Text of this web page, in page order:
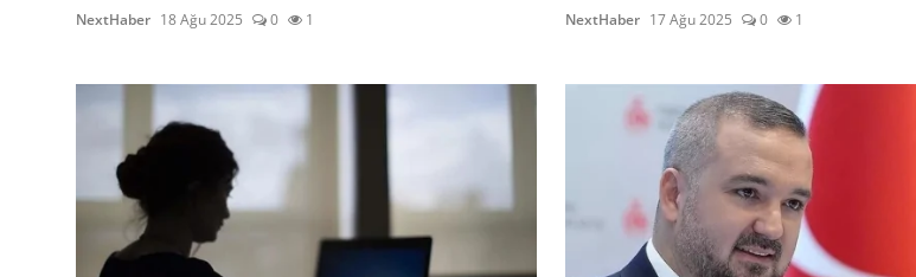
Haber Ekle Para Kazan
NextHaber 18 Ağu 2025 0 1 NextHaber 17 Ağu 2025 0 1